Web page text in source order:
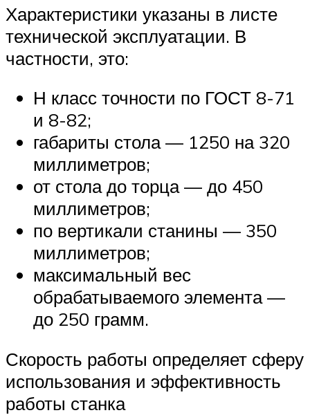
Характеристики указаны в листе
технической эксплуатации. В
частности, это:
Н класс точности по ГОСТ 8-71
и 8-82;
габариты стола — 1250 на 320
миллиметров;
от стола до торца — до 450
миллиметров;
по вертикали станины — 350
миллиметров;
максимальный вес
обрабатываемого элемента —
до 250 грамм.
Скорость работы определяет сферу
использования и эффективность
работы станка